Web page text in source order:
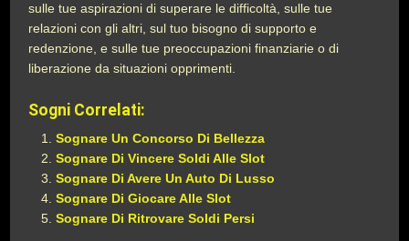
sulle tue aspirazioni di superare le difficoltà, sulle tue
relazioni con gli altri, sul tuo bisogno di supporto e
redenzione, e sulle tue preoccupazioni finanziarie o di
liberazione da situazioni opprimenti.
Sogni Correlati:
Sognare Un Concorso Di Bellezza
Sognare Di Vincere Soldi Alle Slot
Sognare Di Avere Un Auto Di Lusso
Sognare Di Giocare Alle Slot
Sognare Di Ritrovare Soldi Persi